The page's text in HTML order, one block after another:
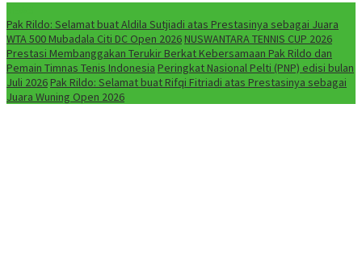
Pak Rildo: Selamat buat Aldila Sutjiadi atas Prestasinya sebagai Juara
WTA 500 Mubadala Citi DC Open 2026NUSWANTARA TENNIS CUP 2026
Prestasi Membanggakan Terukir Berkat Kebersamaan Pak Rildo dan
Pemain Timnas Tenis Indonesia Peringkat Nasional Pelti (PNP) edisi bulan
Juli 2026Pak Rildo: Selamat buat Rifqi Fitriadi atas Prestasinya sebagai
Juara Wuning Open 2026